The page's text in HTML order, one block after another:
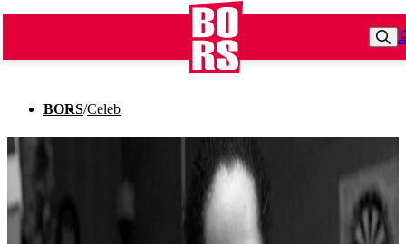
BORS/Celeb